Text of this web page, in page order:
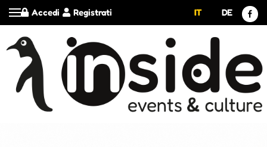
Registrati
Accedi IT DE